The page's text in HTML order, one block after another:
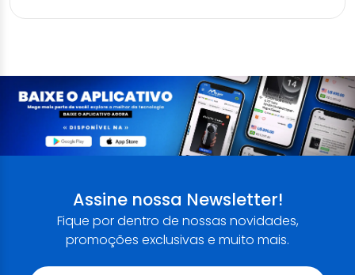
Assine nossa Newsletter!
Fique por dentro de nossas novidades,
promoções exclusivas e muito mais.